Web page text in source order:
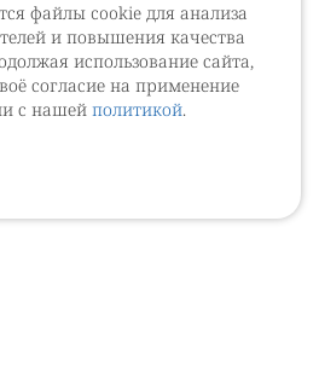
файлы cookie для анализа
и повышения качества
использование сайта,
согласие на применение
с нашей политикой.